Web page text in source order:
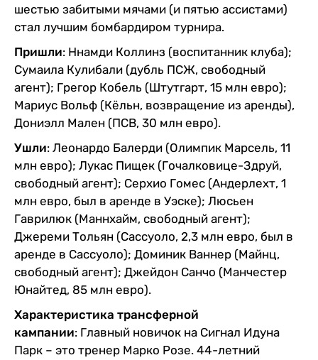
шестью забитыми мячами (и пятью ассистами)
стал лучшим бомбардиром турнира.
Пришли: Ннамди Коллинз (воспитанник клуба);
Сумаила Кулибали (дубль ПСЖ, свободный
агент); Грегор Кобель (Штутгарт, 15 млн евро);
Мариус Вольф (Кёльн, возвращение из аренды),
Дониэлл Мален (ПСВ, 30 млн евро).
Ушли: Леонардо Балерди (Олимпик Марсель, 11
млн евро); Лукас Пищек (Гочалковице-Здруй,
свободный агент); Серхио Гомес (Андерлехт, 1
млн евро, был в аренде в Уэске); Люсьен
Гаврилюк (Маннхайм, свободный агент);
Джереми Тольян (Сассуоло, 2,3 млн евро, был в
аренде в Сассуоло); Доминик Ваннер (Майнц,
свободный агент); Джейдон Санчо (Манчестер
Юнайтед, 85 млн евро).
Характеристика трансферной
кампании: Главный новичок на Сигнал Идуна
Парк – это тренер Марко Розе. 44-летний